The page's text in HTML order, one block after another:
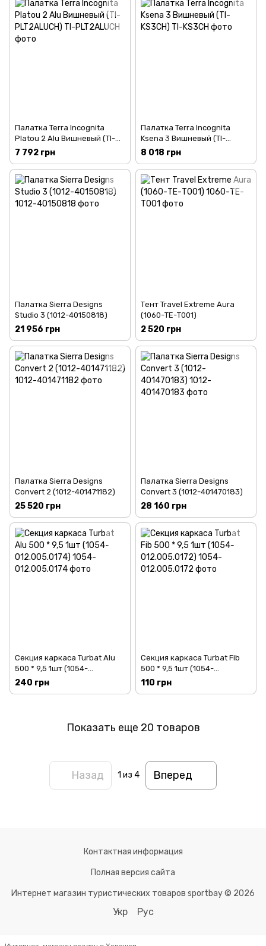
Палатка Terra Incognita
Platou 2 Alu Вишневый (TI-
PLT2ALUCH)
7 792 грн
Палатка Terra Incognita
Ksena 3 Вишневый (TI-
KS3CH)
8 018 грн
Палатка Sierra Designs
Studio 3 (1012-40150818)
21 956 грн
Тент Travel Extreme Aura
(1060-ТЕ-Т001)
2 520 грн
Палатка Sierra Designs
Convert 2 (1012-401471182)
25 520 грн
Палатка Sierra Designs
Convert 3 (1012-401470183)
28 160 грн
Секция каркаса Turbat Alu
500 * 9,5 1шт (1054-
012.005.0174)
240 грн
Секция каркаса Turbat Fib
500 * 9,5 1шт (1054-
012.005.0172)
110 грн
Показать еще 20 товаров
Назад 1 из 4 Вперед
Контактная информация
Полная версия сайта
Интернет магазин туристических товаров sportbay © 2026
Укр Рус